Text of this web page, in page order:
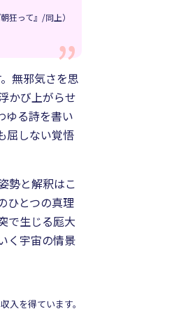
朝狂って』/同上）
無邪気さを思
かび上がらせ
ゆる詩を書い
屈しない覚悟
勢と解釈はこ
ひとつの真理
で生じる厖大
く宇宙の情景
入を得ています。